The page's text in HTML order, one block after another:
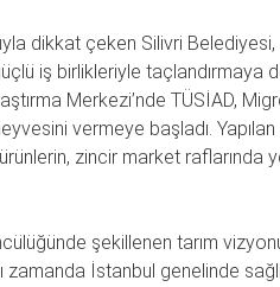
dikkat çeken Silivri Belediyesi,
iş birlikleriyle taçlandırmaya
Merkezi’nde TÜSİAD,
vermeye başladı.
zincir market raflarında
şekillenen tarım
İstanbul genelinde